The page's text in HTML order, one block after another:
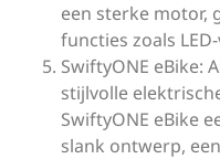
een sterke motor,
functies zoals
SwiftyONE eBike:
stijlvolle
SwiftyONE eBike
slank ontwerp,